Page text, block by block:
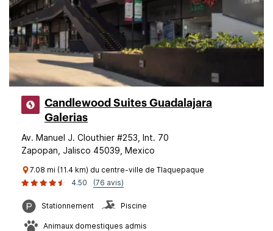
Candlewood Suites Guadalajara
Galerias
Av. Manuel J. Clouthier #253, Int. 70
Zapopan, Jalisco 45039, Mexico
7.08 mi (11.4 km) du centre-ville de Tlaquepaque
4.50
(76 avis)
Stationnement Piscine
Animaux domestiques admis